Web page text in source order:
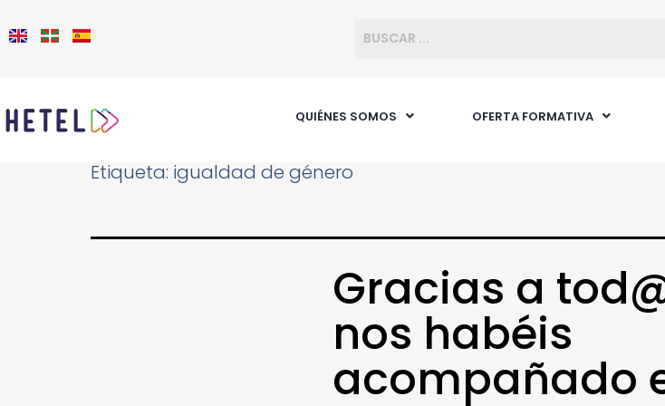
QUIÉNES SOMOS OFERTA FORMATIVA
Etiqueta: igualdad de género
Gracias a
nos habéis
acompañado